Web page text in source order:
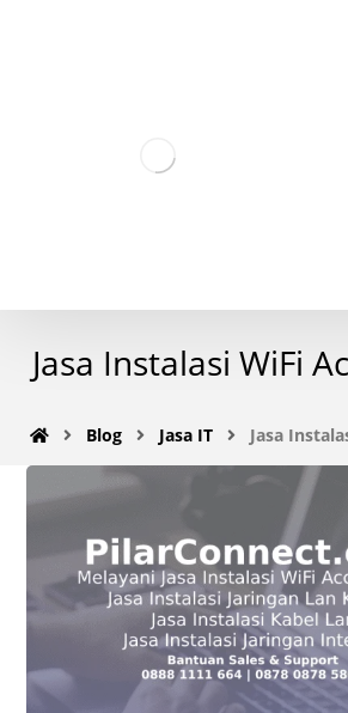
Jasa Instalasi WiFi
Blog Jasa IT Jasa